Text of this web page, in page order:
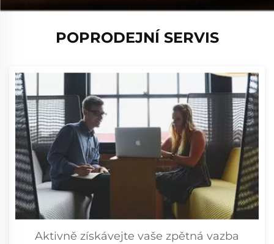
POPRODEJNÍ SERVIS
Aktivně získávejte vaše zpětná vazba